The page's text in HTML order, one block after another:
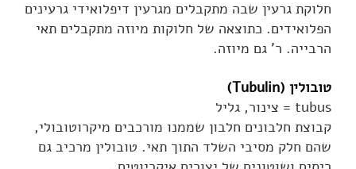
חלוקת גרעין שבה מתקבלים מגרעין דיפלואידי גרעינים
הפלואידים. כתוצאה של חלוקות מיוזה מתקבלים תאי
הרבייה. ר' גם מיוזה.
טובולין (Tubulin)
tubus = צינור, גליל
קבוצת חלבונים חלבון שממנו מורכבים מיקרוטובולי,
שהם חלק מסיבי השלד התוך תאי. טובולין מרכיב גם